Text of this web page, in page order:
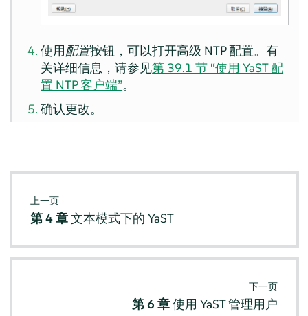
使用配置按钮，可以打开高级 NTP 配置。有
关详细信息，请参见第 39.1 节 “使用 YaST 配
置 NTP 客户端”。
确认更改。
上一页
第 4 章文本模式下的 YaST
下一页
第 6 章使用 YaST 管理用户